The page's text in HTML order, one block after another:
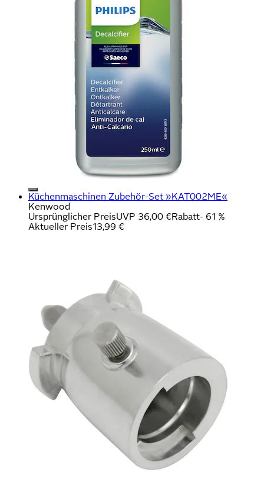
Küchenmaschinen Zubehör-Set »KAT002ME«
Kenwood
Ursprünglicher PreisUVP 36,00 €Rabatt- 61 %
Aktueller Preis13,99 €